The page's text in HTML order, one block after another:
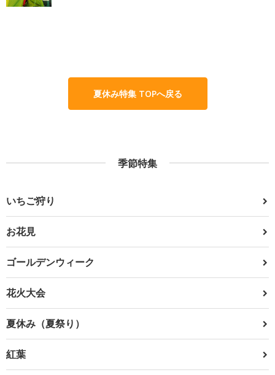
夏休み特集 TOPへ戻る
季節特集
いちご狩り
お花見
ゴールデンウィーク
花火大会
夏休み（夏祭り）
紅葉